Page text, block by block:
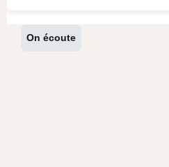
On écoute